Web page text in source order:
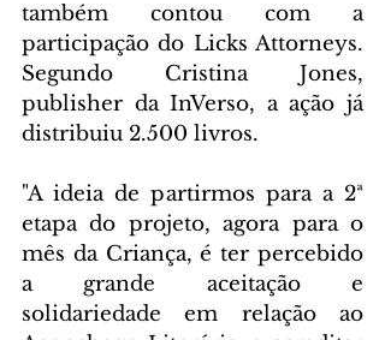
também contou com a
participação do Licks Attorneys.
Segundo Cristina Jones,
publisher da InVerso, a ação já
distribuiu 2.500 livros.
"A ideia de partirmos para a 2ª
etapa do projeto, agora para o
mês da Criança, é ter percebido
a grande aceitação e
solidariedade em relação ao